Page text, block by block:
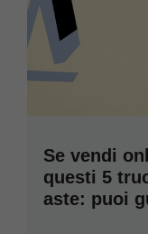
Se vendi
questi 5
aste: puoi